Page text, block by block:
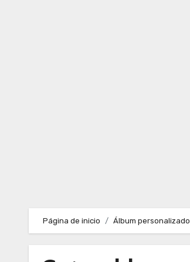
Página de inicio Álbum personalizado